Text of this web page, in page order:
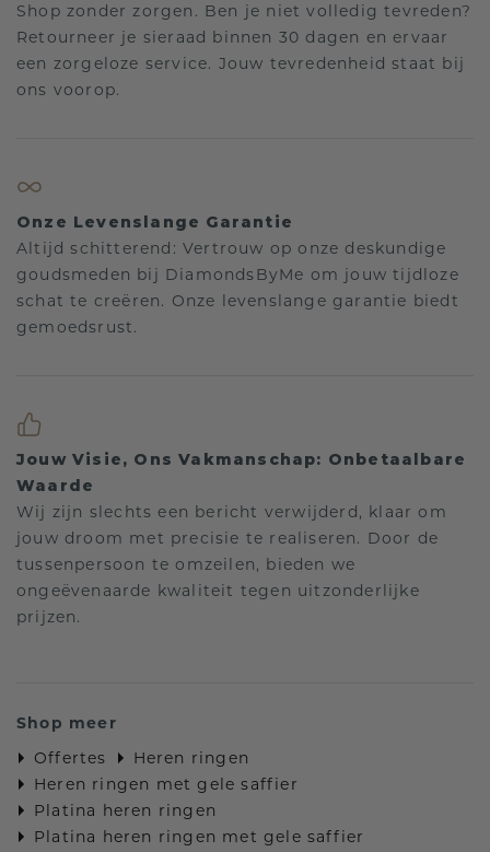
Shop zonder zorgen. Ben je niet volledig tevreden?
Retourneer je sieraad binnen 30 dagen en ervaar
een zorgeloze service. Jouw tevredenheid staat bij
ons voorop.
Onze Levenslange Garantie
Altijd schitterend: Vertrouw op onze deskundige
goudsmeden bij DiamondsByMe om jouw tijdloze
schat te creëren. Onze levenslange garantie biedt
gemoedsrust.
Jouw Visie, Ons Vakmanschap: Onbetaalbare
Waarde
Wij zijn slechts een bericht verwijderd, klaar om
jouw droom met precisie te realiseren. Door de
tussenpersoon te omzeilen, bieden we
ongeëvenaarde kwaliteit tegen uitzonderlijke
prijzen.
Shop meer
Offertes
Heren ringen
Heren ringen met gele saffier
Platina heren ringen
Platina heren ringen met gele saffier